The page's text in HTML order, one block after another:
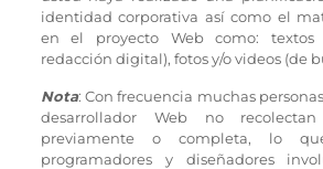
identidad corporativa así como el
en el proyecto Web como: textos
redacción digital), fotos y/o videos (de
Nota: Con frecuencia muchas
desarrollador Web no
previamente o completa, lo
programadores y diseñadores